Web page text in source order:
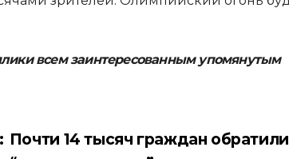
всем заинтересованным упомянутым
Почти 14 тысяч граждан